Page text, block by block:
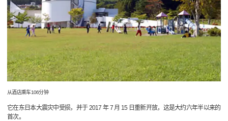
从酒店乘车106分钟
它在东日本大震灾中受损，并于 2017 年 7 月 15 日重新开放，这是大约六年半以来的
首次。